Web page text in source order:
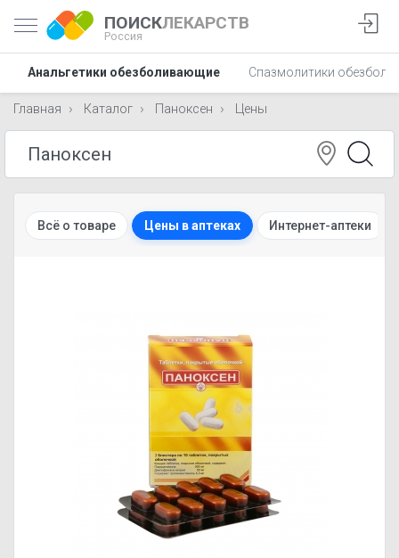
ПОИСКЛЕКАРСТВ
Россия
Анальгетики обезболивающие Спазмолитики
Главная Каталог Паноксен Цены
Всё о товаре Цены в аптеках Интернет-аптеки